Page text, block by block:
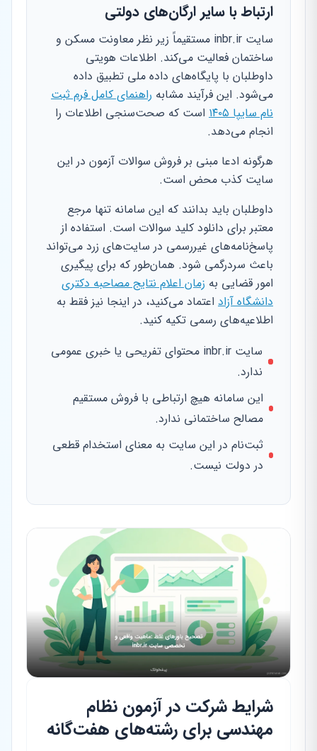
ارتباط با سایر ارگان‌های دولتی
سایت inbr.ir مستقیماً زیر نظر معاونت مسکن و
ساختمان فعالیت می‌کند. اطلاعات هویتی
داوطلبان با پایگاه‌های داده ملی تطبیق داده
می‌شود. این فرآیند مشابه راهنمای کامل فرم ثبت
نام سایپا ۱۴۰۵
است که صحت‌سنجی اطلاعات را
انجام می‌دهد.
هرگونه ادعا مبنی بر فروش سوالات آزمون در این
سایت کذب محض است.
داوطلبان باید بدانند که این سامانه تنها مرجع
معتبر برای دانلود کلید سوالات است. استفاده از
پاسخ‌نامه‌های غیررسمی در سایت‌های زرد می‌تواند
باعث سردرگمی شود. همان‌طور که برای پیگیری
امور قضایی به زمان اعلام نتایج مصاحبه دکتری
دانشگاه آزاد اعتماد می‌کنید، در اینجا نیز فقط به
اطلاعیه‌های رسمی تکیه کنید.
سایت inbr.ir محتوای تفریحی یا خبری عمومی
ندارد.
این سامانه هیچ ارتباطی با فروش مستقیم
مصالح ساختمانی ندارد.
ثبت‌نام در این سایت به معنای استخدام قطعی
در دولت نیست.
شرایط شرکت در آزمون نظام
مهندسی برای رشته‌های هفت‌گانه